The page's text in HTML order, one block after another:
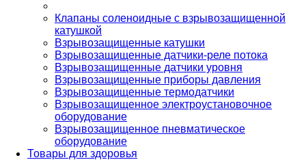
Клапаны соленоидные с взрывозащищенной
катушкой
Взрывозащищенные катушки
Взрывозащищенные датчики-реле потока
Взрывозащищенные датчики уровня
Взрывозащищенные приборы давления
Взрывозащищенные термодатчики
Взрывозащищенное электроустановочное
оборудование
Взрывозащищенное пневматическое
оборудование
Товары для здоровья